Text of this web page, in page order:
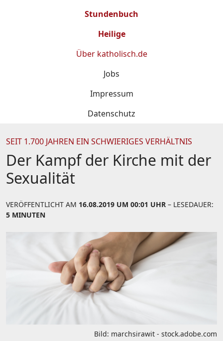
Stundenbuch
Heilige
Über katholisch.de
Jobs
Impressum
Datenschutz
SEIT 1.700 JAHREN EIN SCHWIERIGES VERHÄLTNIS
Der Kampf der Kirche mit der
Sexualität
VERÖFFENTLICHT AM 16.08.2019 UM 00:01 UHR – LESEDAUER:
5 MINUTEN
Bild: marchsirawit - stock.adobe.com